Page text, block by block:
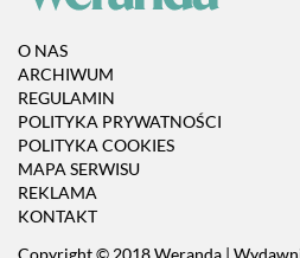
O NAS
ARCHIWUM
REGULAMIN
POLITYKA PRYWATNOŚCI
POLITYKA COOKIES
MAPA SERWISU
REKLAMA
KONTAKT
Copyright © 2018 Weranda |